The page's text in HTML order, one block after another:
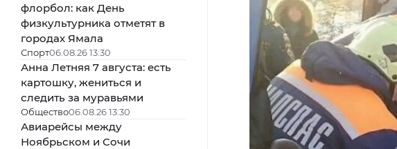
флорбол: как День
физкультурника отметят в
городах Ямала
Спорт06.08.26 13:30
Анна Летняя 7 августа: есть
картошку, жениться и
следить за муравьями
Общество06.08.26 13:30
Авиарейсы между
Ноябрьском и Сочи